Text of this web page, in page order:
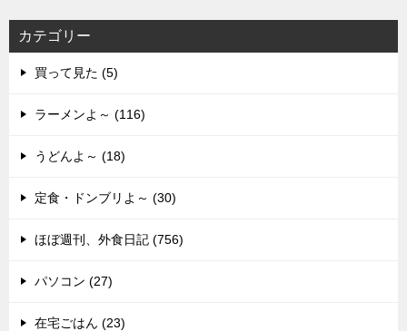
カテゴリー
買って見た (5)
ラーメンよ～ (116)
うどんよ～ (18)
定食・ドンブリよ～ (30)
ほぼ週刊、外食日記 (756)
パソコン (27)
在宅ごはん (23)